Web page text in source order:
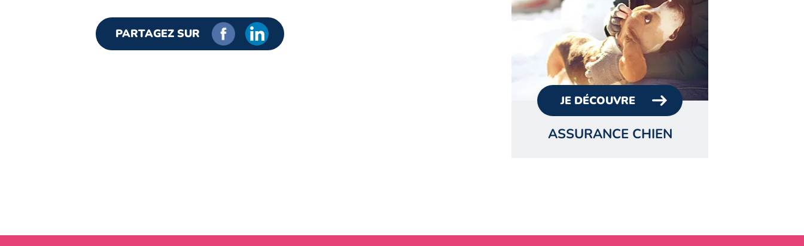
PARTAGEZ SUR
JE DÉCOUVRE
ASSURANCE CHIEN